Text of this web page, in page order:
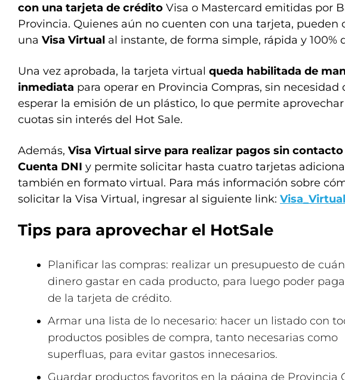
con una tarjeta de crédito Visa o Mastercard emitidas por
Provincia. Quienes aún no cuenten con una tarjeta, pueden
una Visa Virtual al instante, de forma simple, rápida y 100%
Una vez aprobada, la tarjeta virtual queda habilitada de
inmediata para operar en Provincia Compras, sin necesidad
esperar la emisión de un plástico, lo que permite
cuotas sin interés del Hot Sale.
Además, Visa Virtual sirve para realizar pagos sin
Cuenta DNI y permite solicitar hasta cuatro tarjetas
también en formato virtual. Para más información sobre
solicitar la Visa Virtual, ingresar al siguiente link:
Tips para aprovechar el HotSale
Planificar las compras: realizar un presupuesto de
dinero gastar en cada producto, para luego poder
de la tarjeta de crédito.
Armar una lista de lo necesario: hacer un listado con
productos posibles de compra, tanto necesarias como
superfluas, para evitar gastos innecesarios.
Guardar productos favoritos en la página de Provincia